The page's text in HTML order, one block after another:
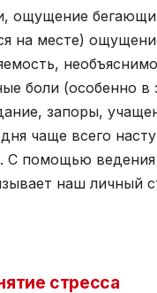
ощущение
на месте)
боли (особенно в
запоры,
чаще всего
С помощью ведения
наш личный
стресса